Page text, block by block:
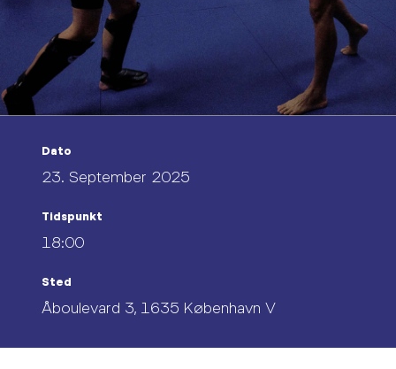
Dato
23. September 2025
Tidspunkt
18:00
Sted
Åboulevard 3, 1635 København V